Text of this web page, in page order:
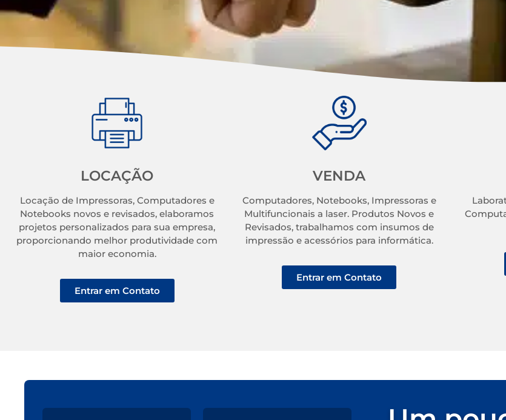
LOCAÇÃO
Locação de Impressoras, Computadores e
Notebooks novos e revisados, elaboramos
projetos personalizados para sua empresa,
proporcionando melhor produtividade com
maior economia.
Entrar em Contato
VENDA
Computadores, Notebooks, Impressoras e
Multifuncionais a laser. Produtos Novos e
Revisados, trabalhamos com insumos de
impressão e acessórios para informática.
Entrar em Contato